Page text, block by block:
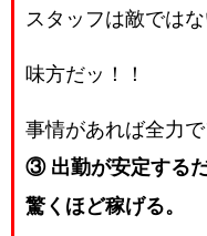
スタッフは敵ではな
味方だッ！！
事情があれば全力
③ 出勤が安定する
驚くほど稼げる。